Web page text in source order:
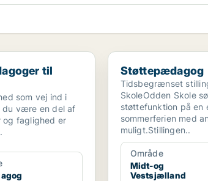
til vores dejlige ...
til
som vej ind i
være en del af
faglighed er
Støttepædagog
Støttepædagog
Tidsbegrænset
SkoleOdden Skole
støttefunktion på en
sommerferien med
muligt.Stillingen..
Område
Midt-og
Vestsjælland